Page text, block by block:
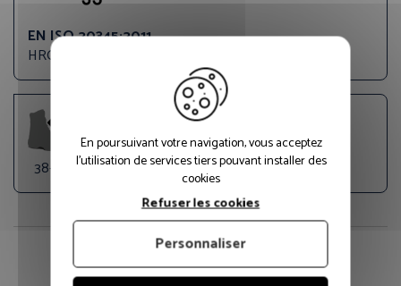
EN ISO 20345:2011
HRO WR FO A E SRC
38-47
Fiche technique PDF Guide des tailles
En poursuivant votre navigation, vous acceptez
l'utilisation de services tiers pouvant installer des
cookies
Refuser les cookies
Personnaliser